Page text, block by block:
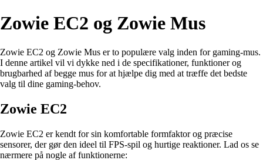
Zowie EC2 og Zowie Mus
Zowie EC2 og Zowie Mus er to populære valg inden for gaming-mus.
I denne artikel vil vi dykke ned i de specifikationer, funktioner og
brugbarhed af begge mus for at hjælpe dig med at træffe det bedste
valg til dine gaming-behov.
Zowie EC2
Zowie EC2 er kendt for sin komfortable formfaktor og præcise
sensorer, der gør den ideel til FPS-spil og hurtige reaktioner. Lad os se
nærmere på nogle af funktionerne: